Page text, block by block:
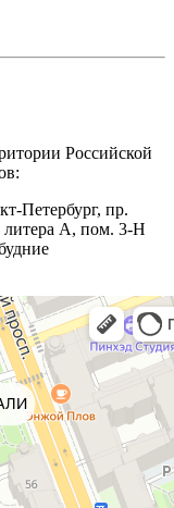
Российской
Петербург, пр.
литера А, пом. 3-Н